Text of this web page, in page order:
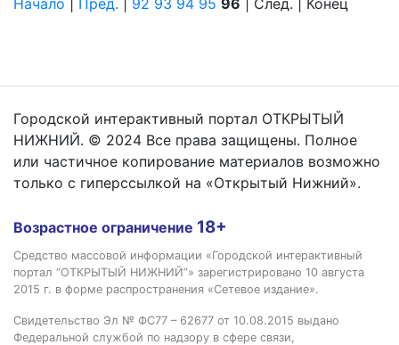
Начало
Пред. 92 93 94 95 96 | След. | Конец
Городской интерактивный портал ОТКРЫТЫЙ
НИЖНИЙ. © 2024 Все права защищены. Полное
или частичное копирование материалов возможно
только с гиперссылкой на «Открытый Нижний».
Возрастное ограничение 18+
Средство массовой информации «Городской интерактивный
портал “ОТКРЫТЫЙ НИЖНИЙ”» зарегистрировано 10 августа
2015 г. в форме распространения «Сетевое издание».
Свидетельство Эл № ФС77 – 62677 от 10.08.2015 выдано
Федеральной службой по надзору в сфере связи,